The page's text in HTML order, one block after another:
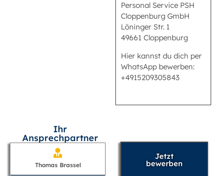
Personal Service PSH
Cloppenburg GmbH
Löninger Str. 1
49661 Cloppenburg
Hier kannst du dich per
WhatsApp bewerben:
+4915209305843
Ihr
Ansprechpartner
Thomas Brassel
Jetzt
bewerben